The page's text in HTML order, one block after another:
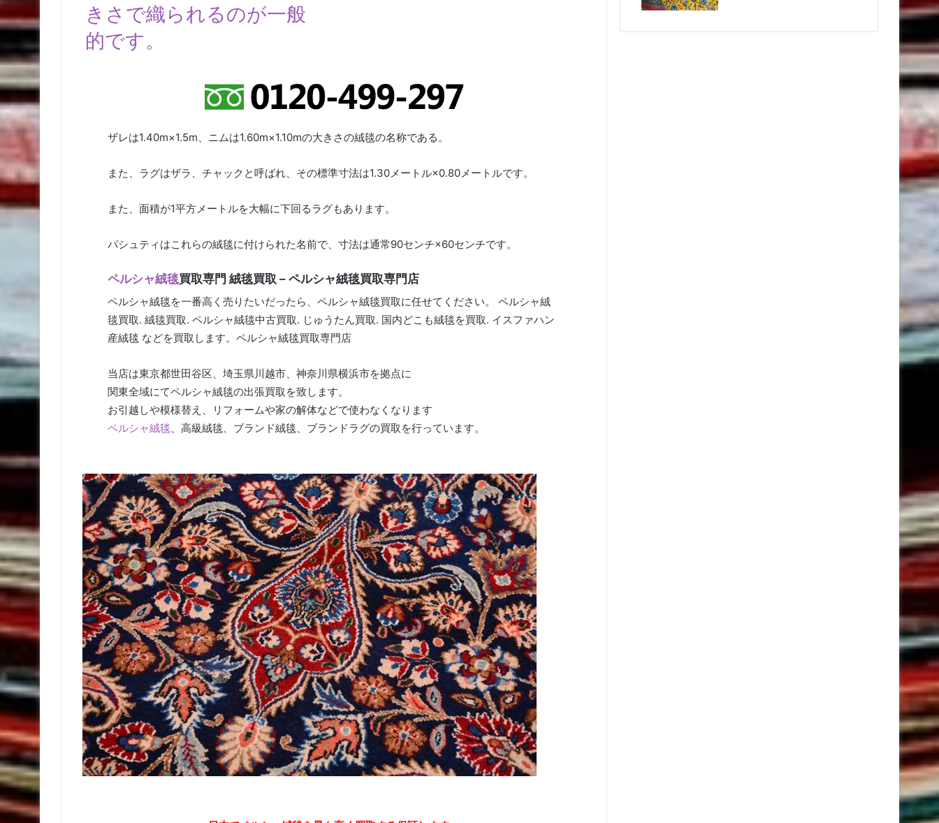
きさで織られるのが一般
的です。
ザレは1.40m×1.5m、ニムは1.60m×1.10mの大きさの絨毯の名称である。
また、ラグはザラ、チャックと呼ばれ、その標準寸法は1.30メートル×0.80メートルです。
また、面積が1平方メートルを大幅に下回るラグもあります。
パシュティはこれらの絨毯に付けられた名前で、寸法は通常90センチ×60センチです。
ペルシャ絨毯買取専門 絨毯買取 – ペルシャ絨毯買取専門店
ペルシャ絨毯を一番高く売りたいだったら、ペルシャ絨毯買取に任せてください。 ペルシャ絨
毯買取. 絨毯買取. ペルシャ絨毯中古買取. じゅうたん買取. 国内どこも絨毯を買取. イスファハン
産絨毯 などを買取します。ペルシャ絨毯買取専門店
当店は東京都世田谷区、埼玉県川越市、神奈川県横浜市を拠点に
関東全域にてペルシャ絨毯の出張買取を致します。
お引越しや模様替え、リフォームや家の解体などで使わなくなります
ペルシャ絨毯、高級絨毯、ブランド絨毯、ブランドラグの買取を行っています。